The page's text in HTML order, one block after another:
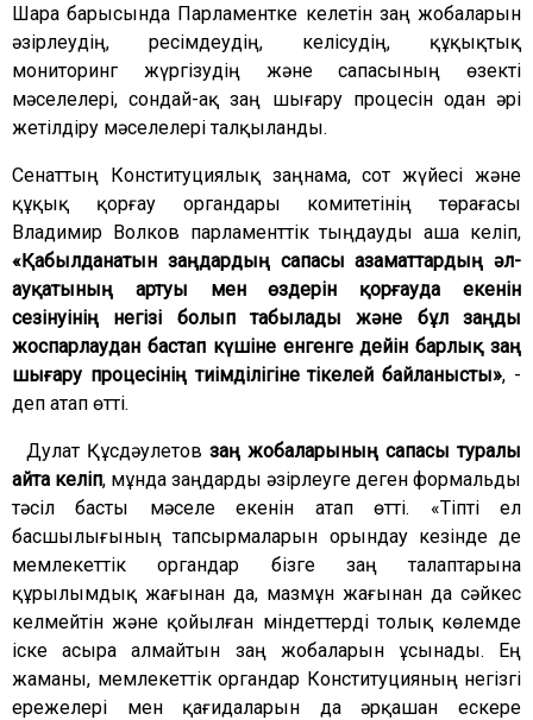
Шара барысында Парламентке келетін заң жобаларын
әзірлеудің, ресімдеудің, келісудің, құқықтық
мониторинг жүргізудің және сапасының өзекті
мәселелері, сондай-ақ заң шығару процесін одан әрі
жетілдіру мәселелері талқыланды.
Сенаттың Конституциялық заңнама, сот жүйесі және
құқық қорғау органдары комитетінің төрағасы
Владимир Волков парламенттік тыңдауды аша келіп,
«Қабылданатын заңдардың сапасы азаматтардың әл-
ауқатының артуы мен өздерін қорғауда екенін
сезінуінің негізі болып табылады және бұл заңды
жоспарлаудан бастап күшіне енгенге дейін барлық заң
шығару процесінің тиімділігіне тікелей байланысты», -
деп атап өтті.
Дулат Құсдәулетов заң жобаларының сапасы туралы
айта келіп, мұнда заңдарды әзірлеуге деген формальды
тәсіл басты мәселе екенін атап өтті. «Тіпті ел
басшылығының тапсырмаларын орындау кезінде де
мемлекеттік органдар бізге заң талаптарына
құрылымдық жағынан да, мазмұн жағынан да сәйкес
келмейтін және қойылған міндеттерді толық көлемде
іске асыра алмайтын заң жобаларын ұсынады. Ең
жаманы, мемлекеттік органдар Конституцияның негізгі
ережелері мен қағидаларын да әрқашан ескере